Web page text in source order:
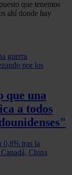
que tenemos
ahí donde hay
que una
a todos